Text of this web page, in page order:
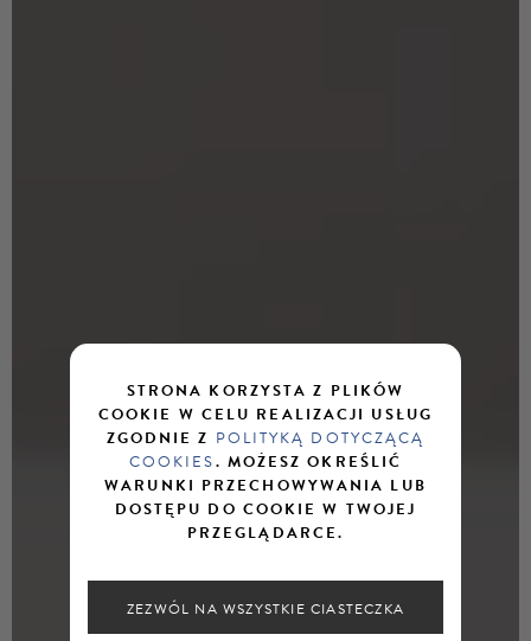
STRONA KORZYSTA Z PLIKÓW
COOKIE W CELU REALIZACJI USŁUG
ZGODNIE Z POLITYKĄ DOTYCZĄCĄ
COOKIES. MOŻESZ OKREŚLIĆ
WARUNKI PRZECHOWYWANIA LUB
DOSTĘPU DO COOKIE W TWOJEJ
PRZEGLĄDARCE.
ZEZWÓL NA WSZYSTKIE CIASTECZKA